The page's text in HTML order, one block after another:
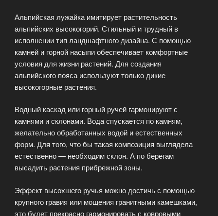
Альпийская лужайка имитирует растительность
альпийских высокогорий. Стильный и трудный в
исполнении тип ландшафтного дизайна. С помощью
камней и горной насыпи обеспечивает комфортные
условия для жизни растений. Для создания
альпийского пояса используют только дикие
высокогорные растения.
Водный каскад или горный ручей гармонируют с
камнями и склонами. Вода спускается по камням,
желательно обработанных водой и естественных
форм. Для того, что бы такая композиция выглядела
естественно — необходим склон. А по берегам
высадить растения прибрежной зоны.
Эффект высохшего ручья можно достичь с помощью
крупного гравия или мощения гранитными камешками,
это будет прекрасно гармонировать с ковровыми